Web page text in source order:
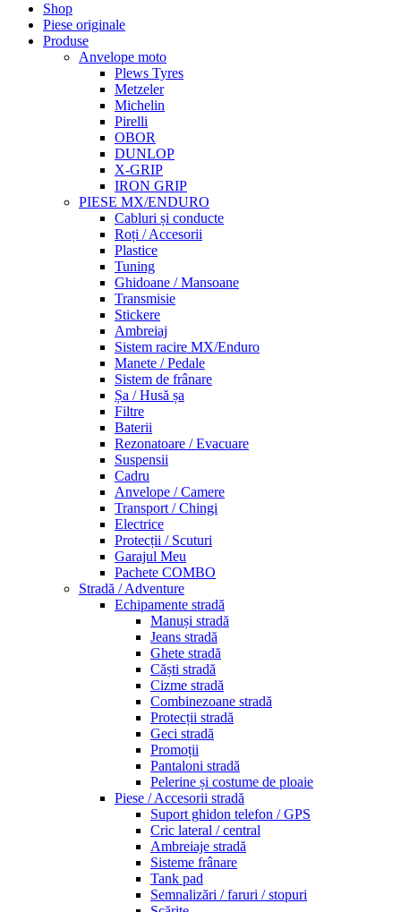
Shop
Piese originale
Produse
Anvelope moto
Plews Tyres
Metzeler
Michelin
Pirelli
OBOR
DUNLOP
X-GRIP
IRON GRIP
PIESE MX/ENDURO
Cabluri și conducte
Roți / Accesorii
Plastice
Tuning
Ghidoane / Mansoane
Transmisie
Stickere
Ambreiaj
Sistem racire MX/Enduro
Manete / Pedale
Sistem de frânare
Șa / Husă șa
Filtre
Baterii
Rezonatoare / Evacuare
Suspensii
Cadru
Anvelope / Camere
Transport / Chingi
Electrice
Protecții / Scuturi
Garajul Meu
Pachete COMBO
Stradă / Adventure
Echipamente stradă
Manuși stradă
Jeans stradă
Ghete stradă
Căști stradă
Cizme stradă
Combinezoane stradă
Protecții stradă
Geci stradă
Promoții
Pantaloni stradă
Pelerine și costume de ploaie
Piese / Accesorii stradă
Suport ghidon telefon / GPS
Cric lateral / central
Ambreiaje stradă
Sisteme frânare
Tank pad
Semnalizări / faruri / stopuri